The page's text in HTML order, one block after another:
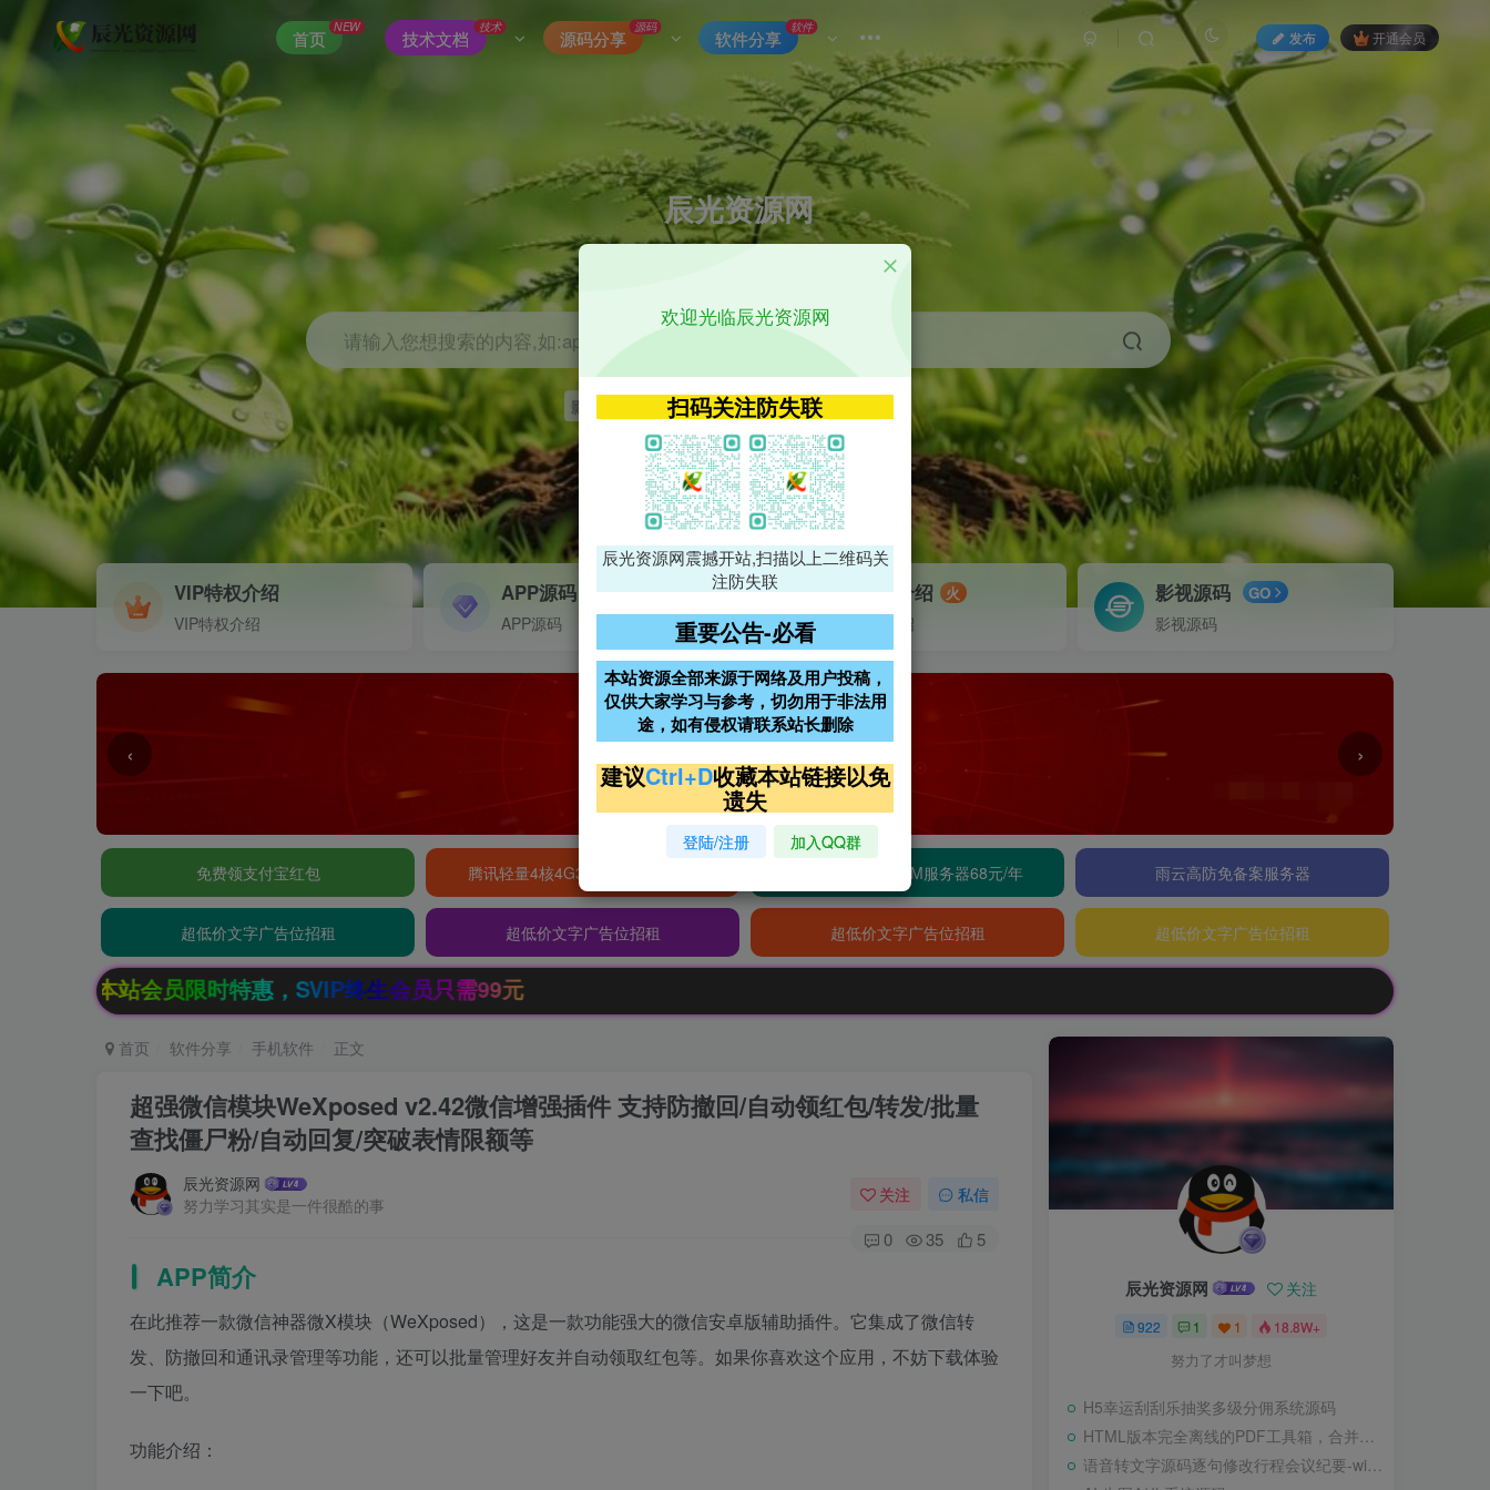
首页
NEW
技术文档
技术
源码分享
源码
软件分享
软件
发布 开通会员
辰光资源网
优质的网络资源分享平台
请输入您想搜索的内容,如:app源码
影视 神马 getapp 原神
VIP特权介绍
VIP特权介绍
APP源码
APP源码
VIP特权介绍 火
VIP特权介绍
影视源码 GO
影视源码
‹ ›
免费领支付宝红包 腾讯轻量4核4G3M服务器38元/年 阿里云2核2G200M服务器68元/年 雨云高防免备案服务器
超低价文字广告位招租 超低价文字广告位招租 超低价文字广告位招租 超低价文字广告位招租
SVIP终生会员只需99元
首页 软件分享 手机软件 正文
超强微信模块WeXposed v2.42微信增强插件 支持防撤回/自动领红包/转发/批量
查找僵尸粉/自动回复/突破表情限额等
辰光资源网
努力学习其实是一件很酷的事
关注 私信
0 35 5
APP简介
在此推荐一款微信神器微X模块（WeXposed），这是一款功能强大的微信安卓版辅助插件。它集成了微信转
发、防撤回和通讯录管理等功能，还可以批量管理好友并自动领取红包等。如果你喜欢这个应用，不妨下载体验
一下吧。
功能介绍：
辰光资源网 关注
922 1 1 18.8W+
努力了才叫梦想
H5幸运刮刮乐抽奖多级分佣系统源码
HTML版本完全离线的PDF工具箱，合并、拆分、旋转、删除、PDF转图片、图片转PDF
语音转文字源码逐句修改行程会议纪要-wisper版本
欢迎光临辰光资源网
扫码关注防失联
辰光资源网震撼开站,扫描以上二维码关
注防失联
重要公告-必看
本站资源全部来源于网络及用户投稿，
仅供大家学习与参考，切勿用于非法用
途，如有侵权请联系站长删除
建议Ctrl+D收藏本站链接以免
遗失
登陆/注册 加入QQ群